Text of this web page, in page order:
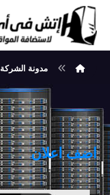
مدونة الشركة
اضف اعلان